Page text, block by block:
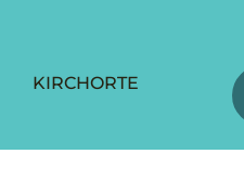
KIRCHORTE